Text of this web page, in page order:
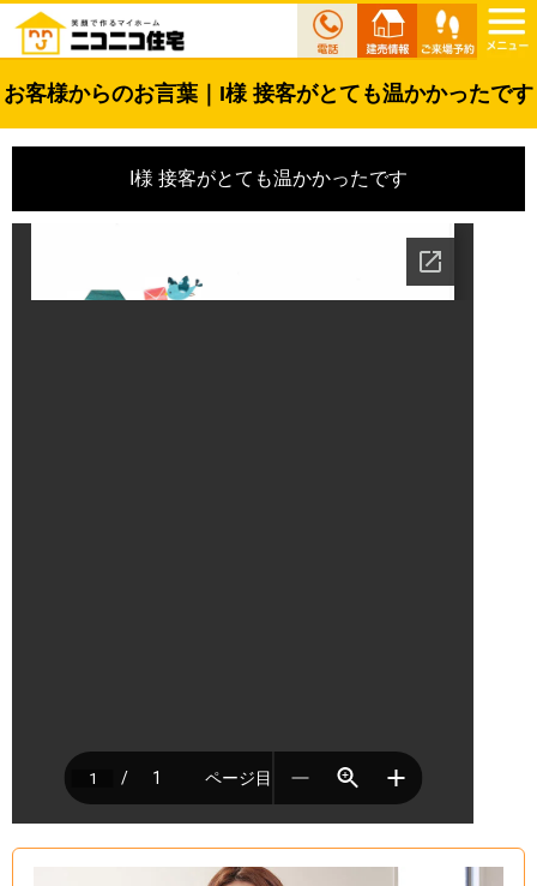
お客様からのお言葉｜I様 接客がとても温かかったです
I様 接客がとても温かかったです